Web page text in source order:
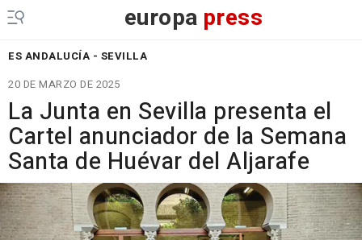
europa press
ES ANDALUCÍA - SEVILLA
20 DE MARZO DE 2025
La Junta en Sevilla presenta el
Cartel anunciador de la Semana
Santa de Huévar del Aljarafe